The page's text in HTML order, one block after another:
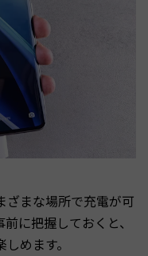
ざまな場所で充電が可
に把握しておくと、
めます。